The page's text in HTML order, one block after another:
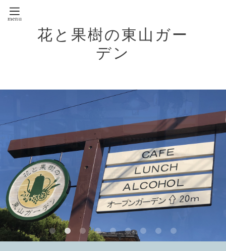
花と果樹の東山ガー
デン